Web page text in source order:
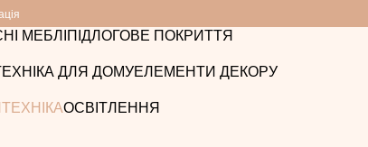
МЕБЛІ ПІДЛОГОВЕ ПОКРИТТЯ
ДЛЯ ДОМУЕЛЕМЕНТИ ДЕКОРУ
ОСВІТЛЕННЯ